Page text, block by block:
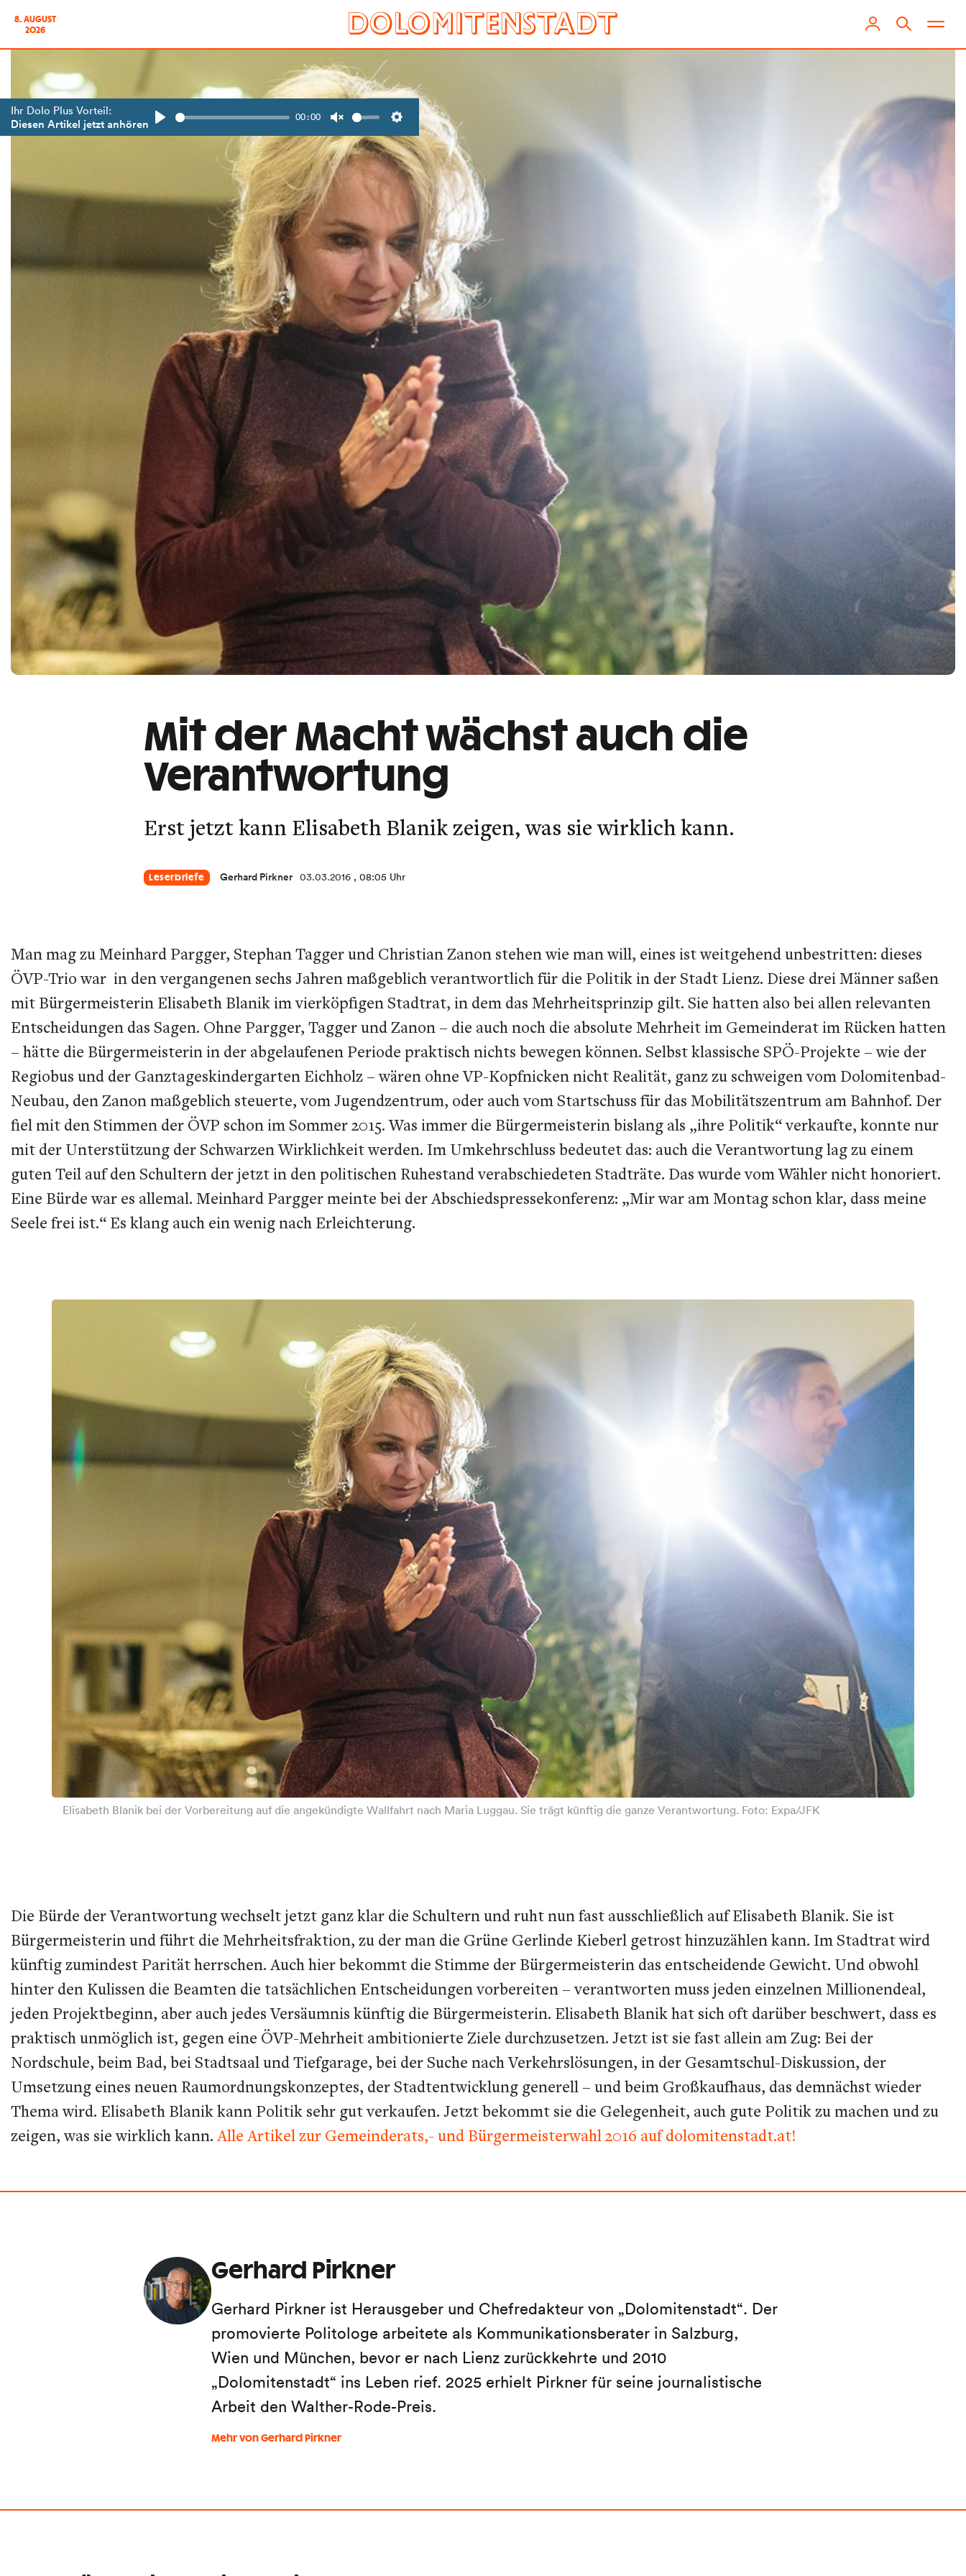
8. AUGUST
2026
Ihr Dolo Plus Vorteil:
Diesen Artikel jetzt anhören 00:00
Settings
Mit der Macht wächst auch die
Verantwortung
Erst jetzt kann Elisabeth Blanik zeigen, was sie wirklich kann.
Leserbriefe Gerhard Pirkner 03.03.2016 , 08:05 Uhr
Man mag zu Meinhard Pargger, Stephan Tagger und Christian Zanon stehen wie man will, eines ist weitgehend unbestritten: dieses
ÖVP-Trio war in den vergangenen sechs Jahren maßgeblich verantwortlich für die Politik in der Stadt Lienz. Diese drei Männer saßen
mit Bürgermeisterin Elisabeth Blanik im vierköpfigen Stadtrat, in dem das Mehrheitsprinzip gilt. Sie hatten also bei allen relevanten
Entscheidungen das Sagen. Ohne Pargger, Tagger und Zanon – die auch noch die absolute Mehrheit im Gemeinderat im Rücken hatten
– hätte die Bürgermeisterin in der abgelaufenen Periode praktisch nichts bewegen können. Selbst klassische SPÖ-Projekte – wie der
Regiobus und der Ganztageskindergarten Eichholz – wären ohne VP-Kopfnicken nicht Realität, ganz zu schweigen vom Dolomitenbad-
Neubau, den Zanon maßgeblich steuerte, vom Jugendzentrum, oder auch vom Startschuss für das Mobilitätszentrum am Bahnhof. Der
fiel mit den Stimmen der ÖVP schon im Sommer 2015. Was immer die Bürgermeisterin bislang als „ihre Politik“ verkaufte, konnte nur
mit der Unterstützung der Schwarzen Wirklichkeit werden. Im Umkehrschluss bedeutet das: auch die Verantwortung lag zu einem
guten Teil auf den Schultern der jetzt in den politischen Ruhestand verabschiedeten Stadträte. Das wurde vom Wähler nicht honoriert.
Eine Bürde war es allemal. Meinhard Pargger meinte bei der Abschiedspressekonferenz: „Mir war am Montag schon klar, dass meine
Seele frei ist.“ Es klang auch ein wenig nach Erleichterung.
Elisabeth Blanik bei der Vorbereitung auf die angekündigte Wallfahrt nach Maria Luggau. Sie trägt künftig die ganze Verantwortung. Foto: Expa/JFK
Die Bürde der Verantwortung wechselt jetzt ganz klar die Schultern und ruht nun fast ausschließlich auf Elisabeth Blanik. Sie ist
Bürgermeisterin und führt die Mehrheitsfraktion, zu der man die Grüne Gerlinde Kieberl getrost hinzuzählen kann. Im Stadtrat wird
künftig zumindest Parität herrschen. Auch hier bekommt die Stimme der Bürgermeisterin das entscheidende Gewicht. Und obwohl
hinter den Kulissen die Beamten die tatsächlichen Entscheidungen vorbereiten – verantworten muss jeden einzelnen Millionendeal,
jeden Projektbeginn, aber auch jedes Versäumnis künftig die Bürgermeisterin. Elisabeth Blanik hat sich oft darüber beschwert, dass es
praktisch unmöglich ist, gegen eine ÖVP-Mehrheit ambitionierte Ziele durchzusetzen. Jetzt ist sie fast allein am Zug: Bei der
Nordschule, beim Bad, bei Stadtsaal und Tiefgarage, bei der Suche nach Verkehrslösungen, in der Gesamtschul-Diskussion, der
Umsetzung eines neuen Raumordnungskonzeptes, der Stadtentwicklung generell – und beim Großkaufhaus, das demnächst wieder
Thema wird. Elisabeth Blanik kann Politik sehr gut verkaufen. Jetzt bekommt sie die Gelegenheit, auch gute Politik zu machen und zu
zeigen, was sie wirklich kann. Alle Artikel zur Gemeinderats,- und Bürgermeisterwahl 2016 auf dolomitenstadt.at!
Gerhard Pirkner
Gerhard Pirkner ist Herausgeber und Chefredakteur von „Dolomitenstadt“. Der
promovierte Politologe arbeitete als Kommunikationsberater in Salzburg,
Wien und München, bevor er nach Lienz zurückkehrte und 2010
„Dolomitenstadt“ ins Leben rief. 2025 erhielt Pirkner für seine journalistische
Arbeit den Walther-Rode-Preis.
Mehr von Gerhard Pirkner